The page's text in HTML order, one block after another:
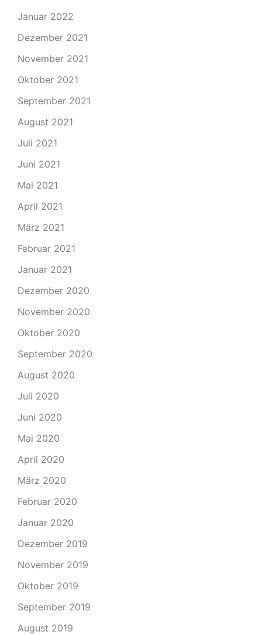
Januar 2022
Dezember 2021
November 2021
Oktober 2021
September 2021
August 2021
Juli 2021
Juni 2021
Mai 2021
April 2021
März 2021
Februar 2021
Januar 2021
Dezember 2020
November 2020
Oktober 2020
September 2020
August 2020
Juli 2020
Juni 2020
Mai 2020
April 2020
März 2020
Februar 2020
Januar 2020
Dezember 2019
November 2019
Oktober 2019
September 2019
August 2019